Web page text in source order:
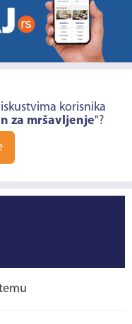
korisnika
za mršavljenje"?